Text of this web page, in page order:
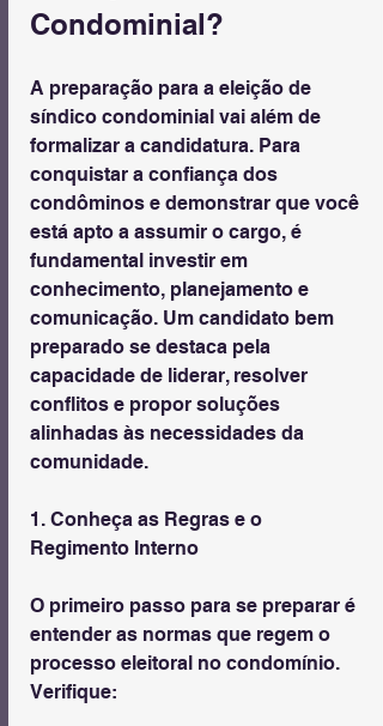
Condominial?
A preparação para a eleição de
síndico condominial vai além de
formalizar a candidatura. Para
conquistar a confiança dos
condôminos e demonstrar que você
está apto a assumir o cargo, é
fundamental investir em
conhecimento, planejamento e
comunicação. Um candidato bem
preparado se destaca pela
capacidade de liderar, resolver
conflitos e propor soluções
alinhadas às necessidades da
comunidade.
1. Conheça as Regras e o
Regimento Interno
O primeiro passo para se preparar é
entender as normas que regem o
processo eleitoral no condomínio.
Verifique: